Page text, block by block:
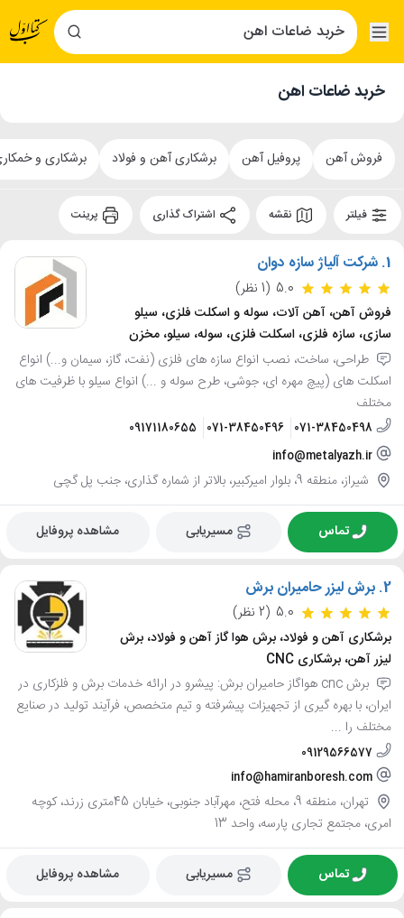
خربد ضاعات اهن
فروش آهن پروفیل آهن برشکاری آهن و فولاد برشکاری و
فیلتر نقشه
1. شرکت آلیاژ سازه دوان
5.0 (1 نظر)
فروش آهن، آهن آلات، سوله و اسکلت فلزی، سیلو
سازی، سازه فلزی، اسکلت فلزی، سوله، سیلو، مخزن
طراحی، ساخت، نصب انواع سازه های فلزی (نفت، گاز، سیمان و...) انواع
اسکلت های (پیچ مهره ای، جوشی، طرح سوله و ...) انواع سیلو با ظرفیت های
مختلف
071-38450498
071-38450496
09171180655
info@metalyazh.ir
شیراز، منطقه 9، بلوار امیرکبیر، بالاتر از شماره گذاری، جنب پل گچی
تماس مسیریابی مشاهده پروفایل
2. برش لیزر حامیران برش
5.0 (2 نظر)
برشکاری آهن و فولاد، برش هوا گاز آهن و فولاد، برش
لیزر آهن، برشکاری CNC
برش cnc هواگاز حامیران برش: پیشرو در ارائه خدمات برش و فلزکاری در
ایران، با بهره گیری از تجهیزات پیشرفته و تیم متخصص، فرآیند تولید در صنایع
مختلف را ...
09129566577
info@hamiranboresh.com
تهران، منطقه 9، محله فتح، مهرآباد جنوبی، خیابان 45متری زرند، کوچه
امری، مجتمع تجاری پارسه، واحد 13
تماس مسیریابی مشاهده پروفایل